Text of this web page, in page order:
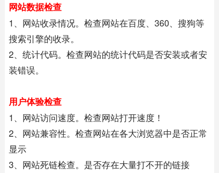
网站数据检查
1、网站收录情况。检查网站在百度、360、搜狗等
搜索引擎的收录。
2、统计代码。检查网站的统计代码是否安装或者安
装错误。
用户体验检查
1、网站访问速度。检查网站打开速度！
2、网站兼容性。检查网站在各大浏览器中是否正常
显示
3、网站死链检查。是否存在大量打不开的链接